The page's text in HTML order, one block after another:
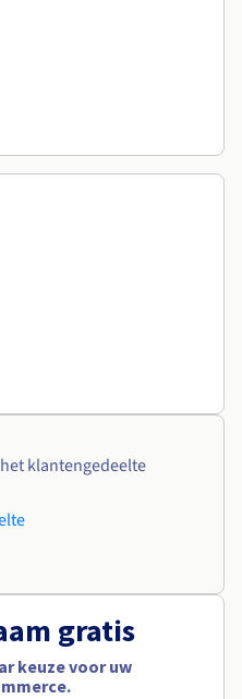
klantengedeelte
gratis
keuze voor uw